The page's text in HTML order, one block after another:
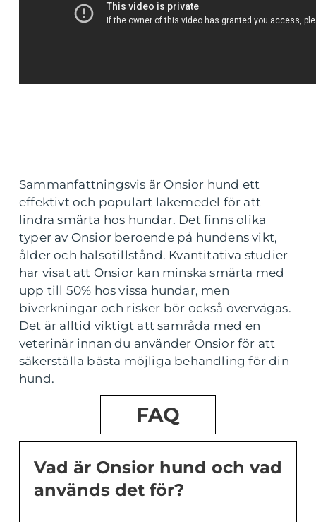
Sammanfattningsvis är Onsior hund ett
effektivt och populärt läkemedel för att
lindra smärta hos hundar. Det finns olika
typer av Onsior beroende på hundens vikt,
ålder och hälsotillstånd. Kvantitativa studier
har visat att Onsior kan minska smärta med
upp till 50% hos vissa hundar, men
biverkningar och risker bör också övervägas.
Det är alltid viktigt att samråda med en
veterinär innan du använder Onsior för att
säkerställa bästa möjliga behandling för din
hund.
FAQ
Vad är Onsior hund och vad
används det för?